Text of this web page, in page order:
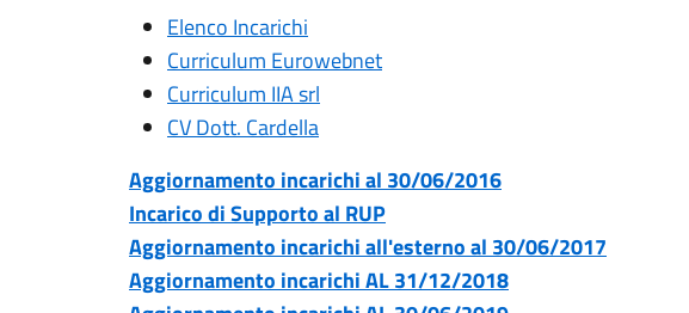
Elenco Incarichi
Curriculum Eurowebnet
Curriculum IIA srl
CV Dott. Cardella
Aggiornamento incarichi al 30/06/2016
Incarico di Supporto al RUP
Aggiornamento incarichi all'esterno al 30/06/2017
Aggiornamento incarichi AL 31/12/2018